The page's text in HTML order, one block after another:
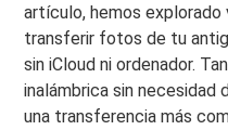
artículo, hemos
transferir fotos de tu
sin iCloud ni ordenador.
inalámbrica sin necesidad
una transferencia más